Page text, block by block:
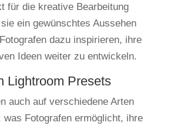
für die kreative Bearbeitung
ein gewünschtes Aussehen
dazu inspirieren, ihre
Ideen weiter zu entwickeln.
Lightroom Presets
auch auf verschiedene Arten
was Fotografen ermöglicht, ihre